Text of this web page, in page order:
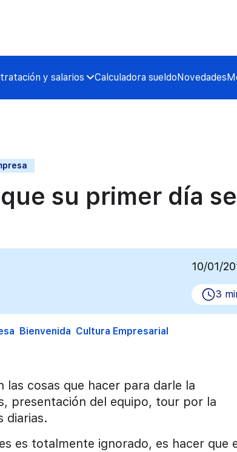
y salarios Calculadora sueldoNovedades
su primer día
10/01/
3
Bienvenida Cultura Empresarial
cosas que hacer para darle la
presentación del equipo, tour por la
diarias.
es totalmente ignorado, es hacer que